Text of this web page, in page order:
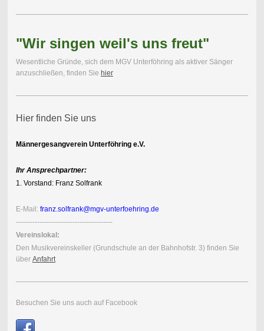
"Wir singen weil's uns freut"
Wesentliche Gründe, sich dem MGV Unterföhring als aktiver Sänger
anzuschließen, finden Sie hier
Hier finden Sie uns
Männergesangverein Unterföhring e.V.
Ihr Ansprechpartner:
1. Vorstand: Franz Solfrank
E-Mail: franz.solfrank@mgv-unterfoehring.de
-----------------------------------------
Vereinslokal:
Den Musikvereinskeller (Grundschule an der Bahnhofstr. 3) finden Sie
über Anfahrt
Besuchen Sie uns auch auf Facebook